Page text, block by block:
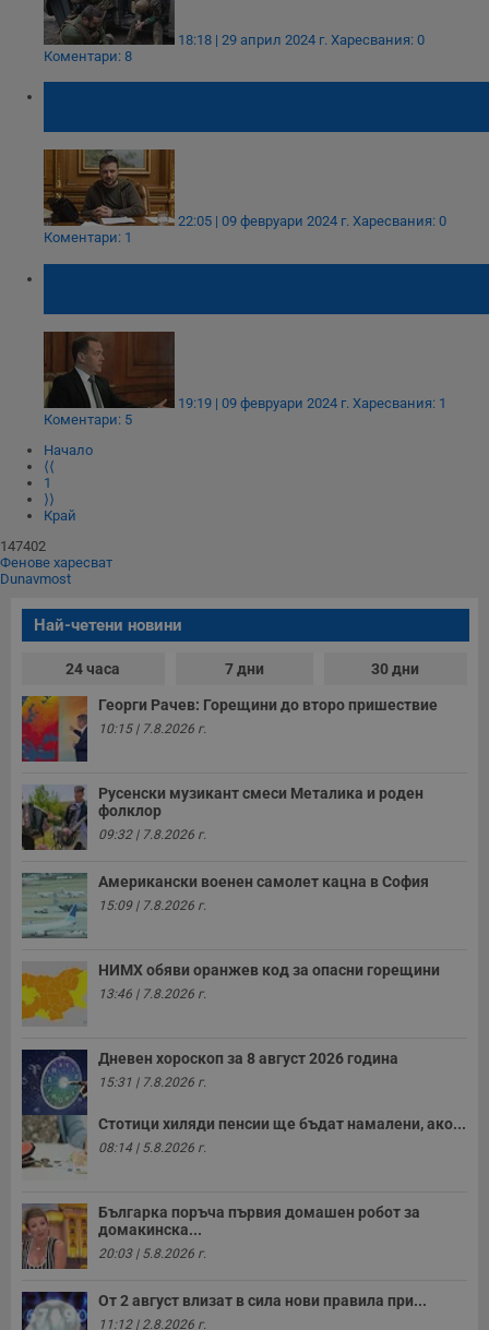
18:18 | 29 април 2024 г. Харесвания: 0
Коментари: 8
22:05 | 09 февруари 2024 г. Харесвания: 0
Коментари: 1
19:19 | 09 февруари 2024 г. Харесвания: 1
Коментари: 5
Начало
⟨⟨
1
⟩⟩
Край
147402
Фенове харесват
Dunavmost
Най-четени новини
24 часа 7 дни 30 дни
Георги Рачев: Горещини до второ пришествие
10:15 | 7.8.2026 г.
Русенски музикант смеси Металика и роден
фолклор
09:32 | 7.8.2026 г.
Американски военен самолет кацна в София
15:09 | 7.8.2026 г.
НИМХ обяви оранжев код за опасни горещини
13:46 | 7.8.2026 г.
Дневен хороскоп за 8 август 2026 година
15:31 | 7.8.2026 г.
Стотици хиляди пенсии ще бъдат намалени, ако...
08:14 | 5.8.2026 г.
Българка поръча първия домашен робот за
домакинска...
20:03 | 5.8.2026 г.
От 2 август влизат в сила нови правила при...
11:12 | 2.8.2026 г.